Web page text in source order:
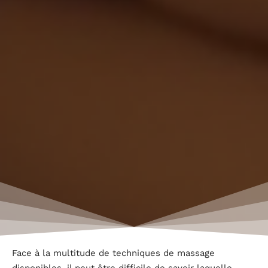
Face à la multitude de techniques de massage